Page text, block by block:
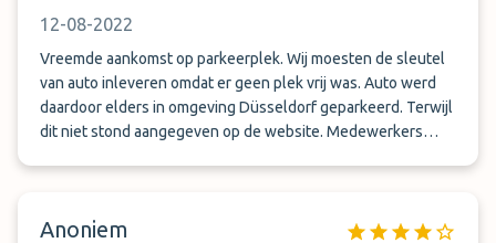
12-08-2022
Vreemde aankomst op parkeerplek. Wij moesten de sleutel
van auto inleveren omdat er geen plek vrij was. Auto werd
daardoor elders in omgeving Düsseldorf geparkeerd. Terwijl
dit niet stond aangegeven op de website. Medewerkers
vliegveld, zodat auto dan vrij kwam.
Anoniem